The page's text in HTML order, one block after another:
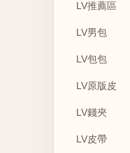
LV推薦區
LV男包
LV包包
LV原版皮
LV錢夾
LV皮帶